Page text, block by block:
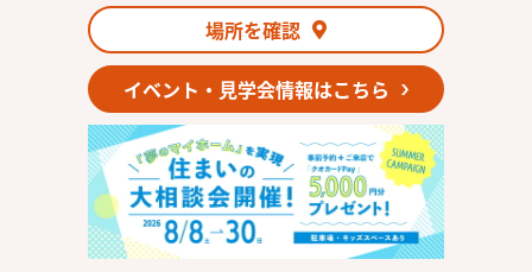
場所を確認
イベント・見学会情報はこちら